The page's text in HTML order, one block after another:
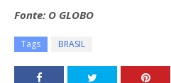
Fonte: O GLOBO
Tags BRASIL